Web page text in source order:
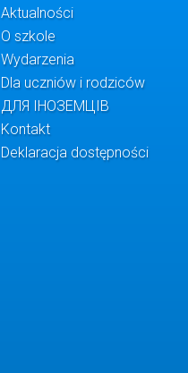
Aktualności
O szkole
Wydarzenia
Dla uczniów i rodziców
ДЛЯ ІНОЗЕМЦІВ
Kontakt
Deklaracja dostępności